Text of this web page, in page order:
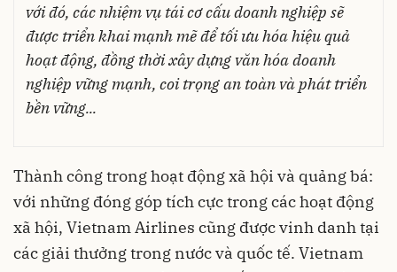
với đó, các nhiệm vụ tái cơ cấu doanh nghiệp sẽ
được triển khai mạnh mẽ để tối ưu hóa hiệu quả
hoạt động, đồng thời xây dựng văn hóa doanh
nghiệp vững mạnh, coi trọng an toàn và phát triển
bền vững...
Thành công trong hoạt động xã hội và quảng bá:
với những đóng góp tích cực trong các hoạt động
xã hội, Vietnam Airlines cũng được vinh danh tại
các giải thưởng trong nước và quốc tế. Vietnam